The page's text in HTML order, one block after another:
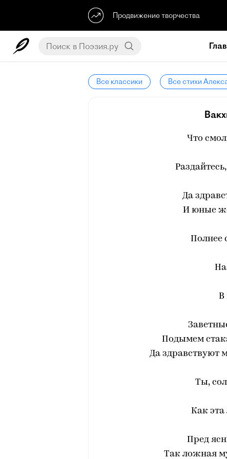
Продвижение творчества
Все классики Все стихи
Что
Да
И юные
Полнее
На
В
Подымем
Да здравствуют
Ты,
Как эта
Пред
Так ложная